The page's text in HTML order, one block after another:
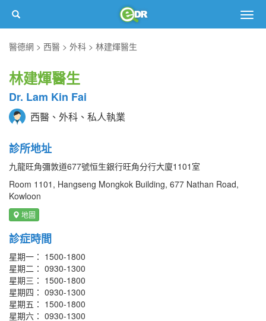
醫德網
西醫 外科 林建煇醫生
林建煇醫生
Dr. Lam Kin Fai
西醫、外科、私人執業
診所地址
九龍旺角彌敦道677號恒生銀行旺角分行大廈1101室
Room 1101, Hangseng Mongkok Building, 677 Nathan Road,
Kowloon
地圖
診症時間
星期一： 1500-1800
星期二： 0930-1300
星期三： 1500-1800
星期四： 0930-1300
星期五： 1500-1800
星期六： 0930-1300